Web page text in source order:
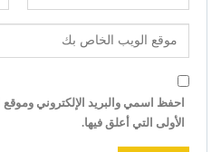
احفظ اسمي والبريد الإلكتروني
الأولى التي أعلق فيها.